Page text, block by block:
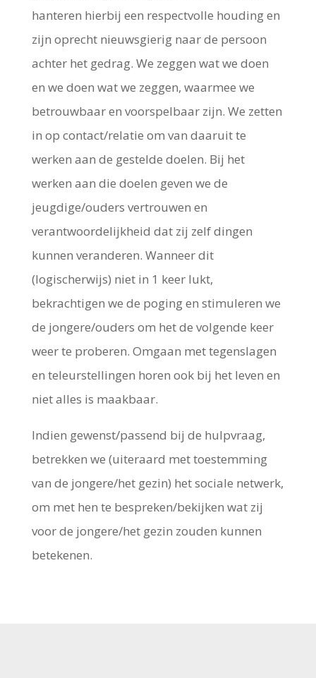
hanteren hierbij een respectvolle houding en
zijn oprecht nieuwsgierig naar de persoon
achter het gedrag. We zeggen wat we doen
en we doen wat we zeggen, waarmee we
betrouwbaar en voorspelbaar zijn. We zetten
in op contact/relatie om van daaruit te
werken aan de gestelde doelen. Bij het
werken aan die doelen geven we de
jeugdige/ouders vertrouwen en
verantwoordelijkheid dat zij zelf dingen
kunnen veranderen. Wanneer dit
(logischerwijs) niet in 1 keer lukt,
bekrachtigen we de poging en stimuleren we
de jongere/ouders om het de volgende keer
weer te proberen. Omgaan met tegenslagen
en teleurstellingen horen ook bij het leven en
niet alles is maakbaar.
Indien gewenst/passend bij de hulpvraag,
betrekken we (uiteraard met toestemming
van de jongere/het gezin) het sociale netwerk,
om met hen te bespreken/bekijken wat zij
voor de jongere/het gezin zouden kunnen
betekenen.